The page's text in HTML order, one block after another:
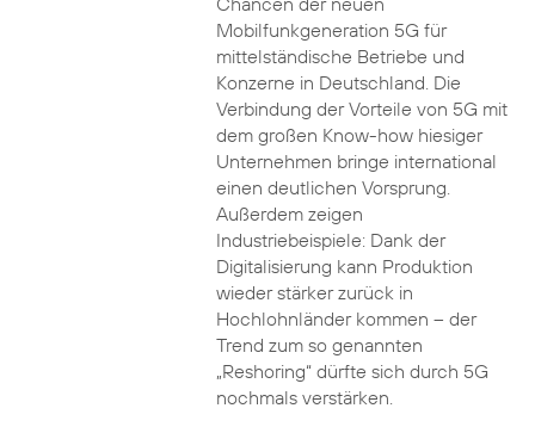
Mobilfunkgeneration 5G für
mittelständische Betriebe und
Konzerne in Deutschland. Die
Verbindung der Vorteile von 5G mit
dem großen Know-how hiesiger
Unternehmen bringe international
einen deutlichen Vorsprung.
Außerdem zeigen
Industriebeispiele: Dank der
Digitalisierung kann Produktion
wieder stärker zurück in
Hochlohnländer kommen – der
Trend zum so genannten
„Reshoring“ dürfte sich durch 5G
nochmals verstärken.